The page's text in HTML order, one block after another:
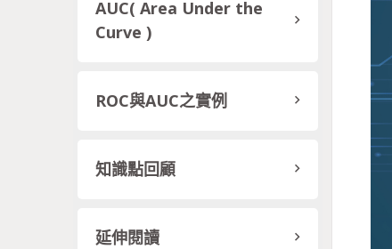
AUC( Area Under the
Curve )
ROC與AUC之實例
知識點回顧
延伸閱讀